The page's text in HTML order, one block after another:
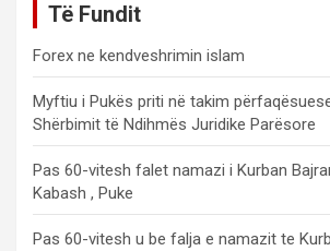
Të Fundit
Forex ne kendveshrimin islam
Myftiu i Pukës priti në takim
Shërbimit të Ndihmës Juridike Parësore
Pas 60-vitesh falet namazi i Kurban
Kabash , Puke
Pas 60-vitesh u be falja e namazit te